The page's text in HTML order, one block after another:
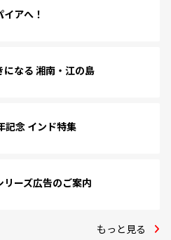
アへ！
なる 湘南・江の島
記念 インド特集
リーズ広告のご案内
もっと見る